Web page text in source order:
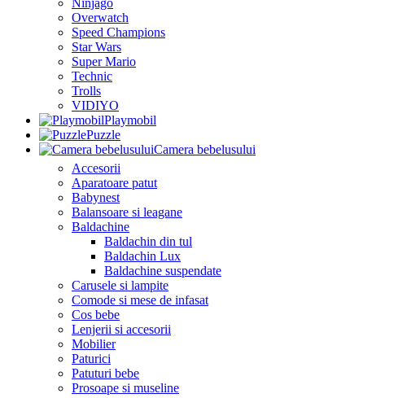
Ninjago
Overwatch
Speed Champions
Star Wars
Super Mario
Technic
Trolls
VIDIYO
Playmobil
Puzzle
Camera bebelusului
Accesorii
Aparatoare patut
Babynest
Balansoare si leagane
Baldachine
Baldachin din tul
Baldachin Lux
Baldachine suspendate
Carusele si lampite
Comode si mese de infasat
Cos bebe
Lenjerii si accesorii
Mobilier
Paturici
Patuturi bebe
Prosoape si museline